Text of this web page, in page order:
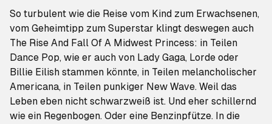
So turbulent wie die Reise vom Kind zum Erwachsenen,
vom Geheimtipp zum Superstar klingt deswegen auch
The Rise And Fall Of A Midwest Princess: in Teilen
Dance Pop, wie er auch von Lady Gaga, Lorde oder
Billie Eilish stammen könnte, in Teilen melancholischer
Americana, in Teilen punkiger New Wave. Weil das
Leben eben nicht schwarzweiß ist. Und eher schillernd
wie ein Regenbogen. Oder eine Benzinpfütze. In die